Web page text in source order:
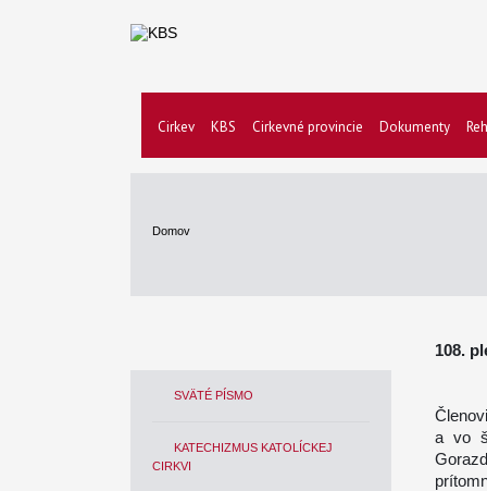
Cirkev KBS Cirkevné provincie Dokumenty
Domov
SVÄTÉ PÍSMO
KATECHIZMUS KATOLÍCKEJ
CIRKVI
108.
a vo